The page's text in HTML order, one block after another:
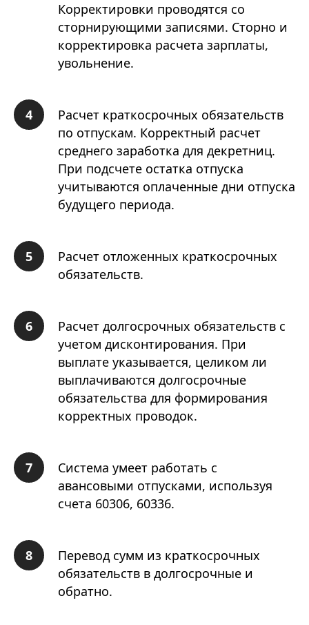
Корректировки проводятся со
сторнирующими записями. Сторно и
корректировка расчета зарплаты,
увольнение.
Расчет краткосрочных обязательств
по отпускам. Корректный расчет
среднего заработка для декретниц.
При подсчете остатка отпуска
учитываются оплаченные дни отпуска
будущего периода.
Расчет отложенных краткосрочных
обязательств.
Расчет долгосрочных обязательств с
учетом дисконтирования. При
выплате указывается, целиком ли
выплачиваются долгосрочные
обязательства для формирования
корректных проводок.
Система умеет работать с
авансовыми отпусками, используя
счета 60306, 60336.
Перевод сумм из краткосрочных
обязательств в долгосрочные и
обратно.